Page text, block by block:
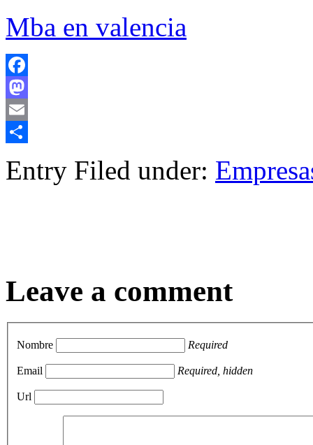
Mba en valencia
Facebook
Mastodon
Email
Entry Filed under:
Leave a comment
Nombre Required
Email Required, hidden
Url